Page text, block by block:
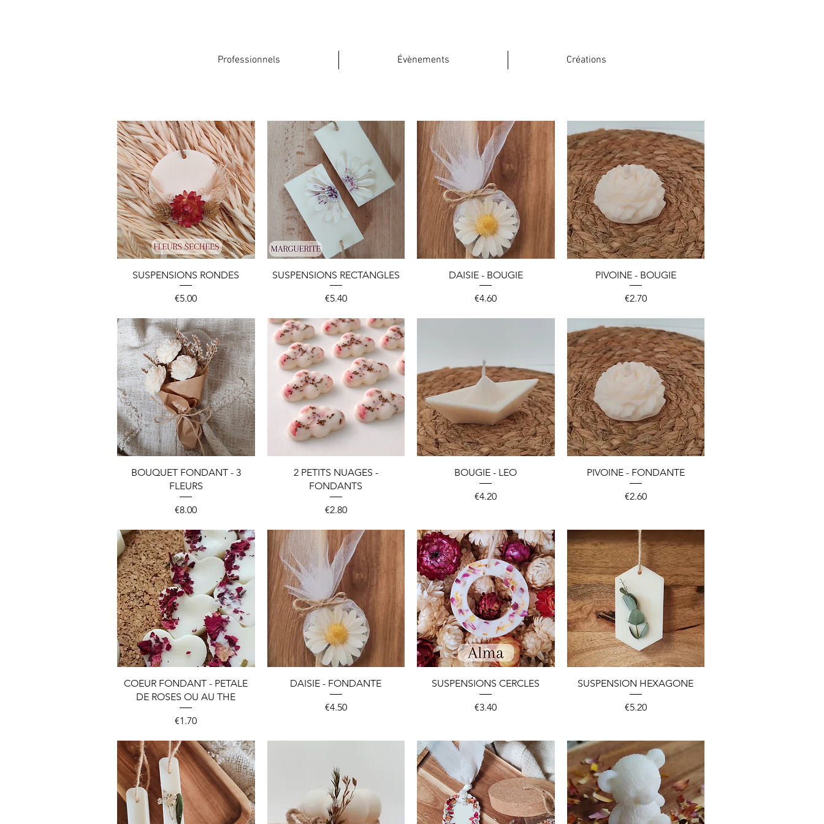
Professionnels Évènements Créations
Quick View
SUSPENSIONS RONDES
Price
€5.00
Quick View
SUSPENSIONS RECTANGLES
Price
€5.40
Quick View
DAISIE - BOUGIE
Price
€4.60
Quick View
PIVOINE - BOUGIE
Price
€2.70
Quick View
BOUQUET FONDANT - 3
FLEURS
Price
€8.00
Quick View
2 PETITS NUAGES -
FONDANTS
Price
€2.80
Quick View
BOUGIE - LEO
Price
€4.20
Quick View
PIVOINE - FONDANTE
Price
€2.60
Quick View
COEUR FONDANT - PETALE
DE ROSES OU AU THE
Price
€1.70
Quick View
DAISIE - FONDANTE
Price
€4.50
Quick View
SUSPENSIONS CERCLES
Price
€3.40
Quick View
SUSPENSION HEXAGONE
Price
€5.20